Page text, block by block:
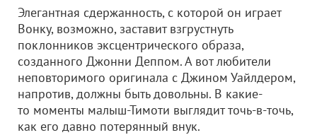
Элегантная сдержанность, с которой он играет
Вонку, возможно, заставит взгрустнуть
поклонников эксцентрического образа,
созданного Джонни Деппом. А вот любители
неповторимого оригинала с Джином Уайлдером,
напротив, должны быть довольны. В какие-
то моменты малыш-Тимоти выглядит точь-в-точь,
как его давно потерянный внук.